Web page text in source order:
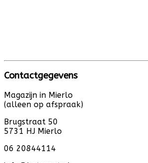
Contactgegevens
Magazijn in Mierlo
(alleen op afspraak)
Brugstraat 50
5731 HJ Mierlo
06 20844114